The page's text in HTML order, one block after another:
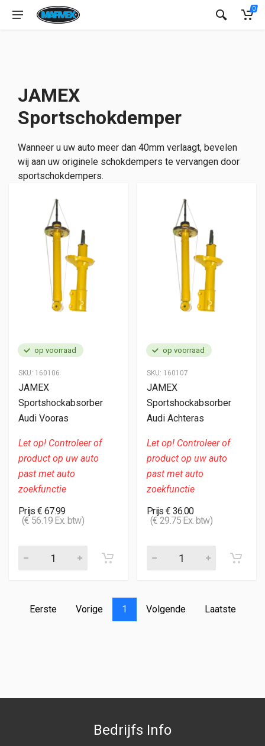
0
JAMEX
Sportschokdemper
Wanneer u uw auto meer dan 40mm verlaagt, bevelen
wij aan uw originele schokdempers te vervangen door
sportschokdempers.
op voorraad
SKU: 160106
JAMEX
Sportshockabsorber
Audi Vooras
Let op! Controleer of
product op uw auto
past met auto
zoekfunctie
Prijs € 67.99
(€ 56.19 Ex. btw)
op voorraad
SKU: 160107
JAMEX
Sportshockabsorber
Audi Achteras
Let op! Controleer of
product op uw auto
past met auto
zoekfunctie
Prijs € 36.00
(€ 29.75 Ex. btw)
Eerste Vorige 1 Volgende Laatste
Bedrijfs Info